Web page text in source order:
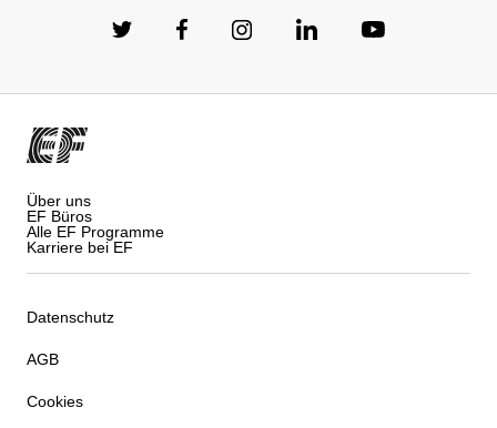
Über uns
EF Büros
Alle EF Programme
Karriere bei EF
Datenschutz
AGB
Cookies